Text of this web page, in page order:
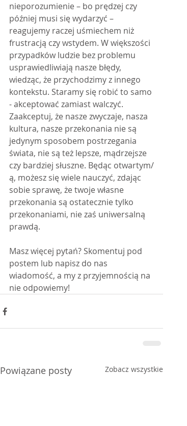
nieporozumienie – bo prędzej czy
później musi się wydarzyć –
reagujemy raczej uśmiechem niż
frustracją czy wstydem. W większości
przypadków ludzie bez problemu
usprawiedliwiają nasze błędy,
wiedząc, że przychodzimy z innego
kontekstu. Staramy się robić to samo
- akceptować zamiast walczyć.
Zaakceptuj, że nasze zwyczaje, nasza
kultura, nasze przekonania nie są
jedynym sposobem postrzegania
świata, nie są też lepsze, mądrzejsze
czy bardziej słuszne. Będąc otwartym/
ą, możesz się wiele nauczyć, zdając
sobie sprawę, że twoje własne
przekonania są ostatecznie tylko
przekonaniami, nie zaś uniwersalną
prawdą.
Masz więcej pytań? Skomentuj pod
postem lub napisz do nas
wiadomość, a my z przyjemnością na
nie odpowiemy!
Powiązane posty Zobacz wszystkie